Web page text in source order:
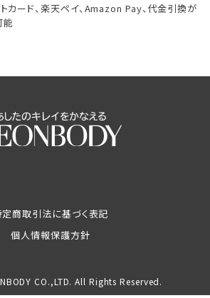
カード、楽天ペイ、Amazon Pay、代金引換が
能
定商取引法に基づく表記
個人情報保護方針
CO.,LTD. All Rights Reserved.